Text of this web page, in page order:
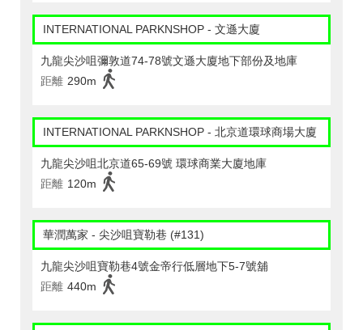
INTERNATIONAL PARKNSHOP - 文遜大廈
九龍尖沙咀彌敦道74-78號文遜大廈地下部份及地庫
距離 290m
INTERNATIONAL PARKNSHOP - 北京道環球商場大廈
九龍尖沙咀北京道65-69號 環球商業大廈地庫
距離 120m
華潤萬家 - 尖沙咀寶勒巷 (#131)
九龍尖沙咀寶勒巷4號金帝行低層地下5-7號舖
距離 440m